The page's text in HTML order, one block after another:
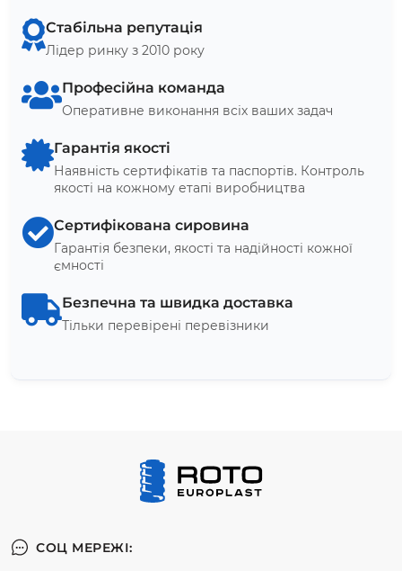
Стабільна репутація
Лідер ринку з 2010 року
Професійна команда
Оперативне виконання всіх ваших задач
Гарантія якості
Наявність сертифікатів та паспортів. Контроль
якості на кожному етапі виробництва
Сертифікована сировина
Гарантія безпеки, якості та надійності кожної
ємності
Безпечна та швидка доставка
Тільки перевірені перевізники
СОЦ МЕРЕЖІ: